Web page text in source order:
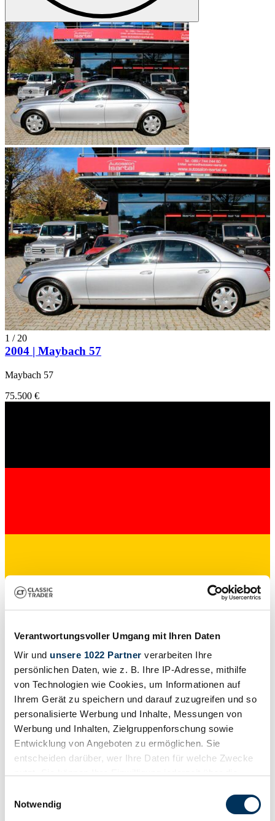
Verantwortungsvoller Umgang mit Ihren Daten
Wir und unsere 1022 Partner verarbeiten Ihre
persönlichen Daten, wie z. B. Ihre IP-Adresse, mithilfe
von Technologien wie Cookies, um Informationen auf
Ihrem Gerät zu speichern und darauf zuzugreifen und so
personalisierte Werbung und Inhalte, Messungen von
Werbung und Inhalten, Zielgruppenforschung sowie
Entwicklung von Angeboten zu ermöglichen. Sie
entscheiden darüber, wer Ihre Daten für welche Zwecke
Trigger Symbol ändern oder widerrufen
Notwendig
1 / 20
2004 | Maybach 57
Maybach 57
75.500 €
Händler
W 240
Karosserieform
Limousine (4-Türen)
69.700 km
Leistung (kW/PS)
405 / 551